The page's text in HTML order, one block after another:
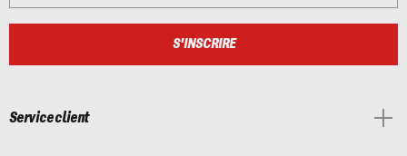
S'INSCRIRE
Service client